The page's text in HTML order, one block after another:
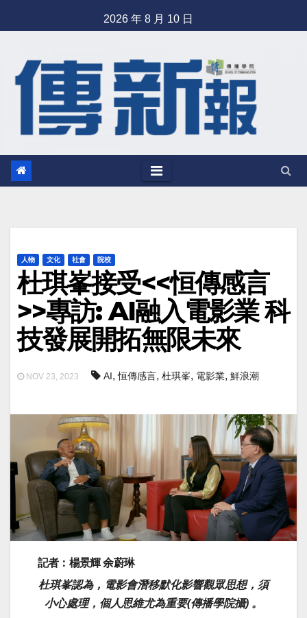
to
2026 年 8 月 10 日
人物 文化 社會 院校
杜琪峯接受<<恒傳感言
>>專訪: AI融入電影業 科
技發展開拓無限未來
NOV 23, 2023 AI,恒傳感言, 杜琪峯, 電影業, 鮮浪潮
記者：楊景輝 余蔚琳
杜琪峯認為，電影會潛移默化影響觀眾思想，須
小心處理，個人思維尤為重要(傳播學院攝) 。